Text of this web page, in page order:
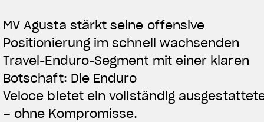
MV Agusta stärkt seine offensive
Positionierung im schnell wachsenden
Travel-Enduro-Segment mit einer klaren
Botschaft: Die Enduro
Veloce bietet ein vollständig
– ohne Kompromisse.